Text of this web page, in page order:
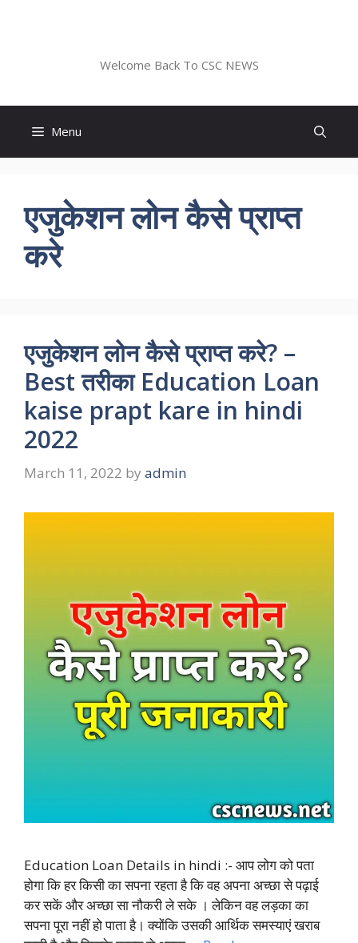
Welcome Back To CSC NEWS
Menu
एजुकेशन लोन कैसे प्राप्त
करे
एजुकेशन लोन कैसे प्राप्त करे? –
Best तरीका Education Loan
kaise prapt kare in hindi
2022
March 11, 2022 by admin
Education Loan Details in hindi :- आप लोग को पता
होगा कि हर किसी का सपना रहता है कि वह अपना अच्छा से पढ़ाई
कर सकें और अच्छा सा नौकरी ले सके । लेकिन वह लड़का का
सपना पूरा नहीं हो पाता है। क्योंकि उसकी आर्थिक समस्याएं खराब